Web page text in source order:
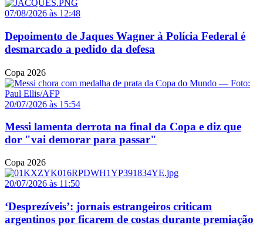
07/08/2026 às 12:48
Depoimento de Jaques Wagner à Polícia Federal é
desmarcado a pedido da defesa
Copa 2026
20/07/2026 às 15:54
Messi lamenta derrota na final da Copa e diz que
dor "vai demorar para passar"
Copa 2026
20/07/2026 às 11:50
‘Desprezíveis’: jornais estrangeiros criticam
argentinos por ficarem de costas durante premiação